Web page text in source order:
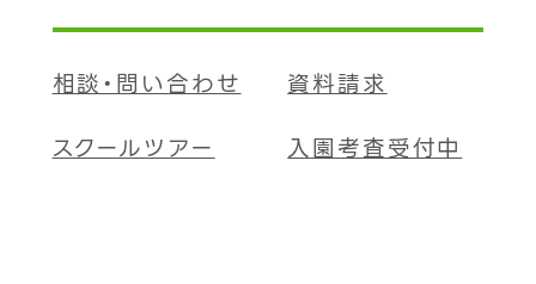
相談・問い合わせ
資料請求
スクールツアー
入園考査受付中